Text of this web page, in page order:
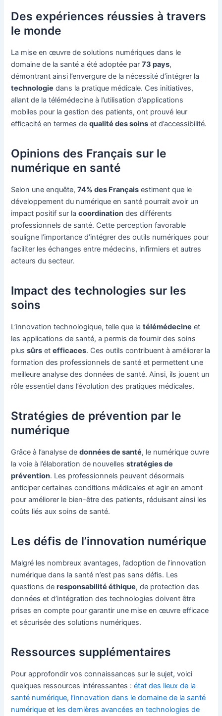
Des expériences réussies à travers
le monde
La mise en œuvre de solutions numériques dans le
domaine de la santé a été adoptée par73 pays,
démontrant ainsi l’envergure de la nécessité d’intégrer la
technologie dans la pratique médicale. Ces initiatives,
allant de la télémédecine à l’utilisation d’applications
mobiles pour la gestion des patients, ont prouvé leur
efficacité en termes dequalité des soins et d’accessibilité.
Opinions des Français sur le
numérique en santé
Selon une enquête,74% des Français estiment que le
développement du numérique en santé pourrait avoir un
impact positif sur lacoordination des différents
professionnels de santé. Cette perception favorable
souligne l’importance d’intégrer des outils numériques pour
faciliter les échanges entre médecins, infirmiers et autres
acteurs du secteur.
Impact des technologies sur les
soins
L’innovation technologique, telle que latélémédecine et
les applications de santé, a permis de fournir des soins
plussûrs etefficaces. Ces outils contribuent à améliorer la
formation des professionnels de santé et permettent une
meilleure analyse des données de santé. Ainsi, ils jouent un
rôle essentiel dans l’évolution des pratiques médicales.
Stratégies de prévention par le
numérique
Grâce à l’analyse dedonnées de santé, le numérique ouvre
la voie à l’élaboration de nouvellesstratégies de
prévention. Les professionnels peuvent désormais
anticiper certaines conditions médicales et agir en amont
pour améliorer le bien-être des patients, réduisant ainsi les
coûts liés aux soins de santé.
Les défis de l’innovation numérique
Malgré les nombreux avantages, l’adoption de l’innovation
numérique dans la santé n’est pas sans défis. Les
questions deresponsabilité éthique, de protection des
données et d’intégration des technologies doivent être
prises en compte pour garantir une mise en œuvre efficace
et sécurisée des solutions numériques.
Ressources supplémentaires
Pour approfondir vos connaissances sur le sujet, voici
quelques ressources intéressantes :état des lieux de la
santé numérique, l’innovation dans le domaine de la santé
numérique et les dernières avancées en technologies de